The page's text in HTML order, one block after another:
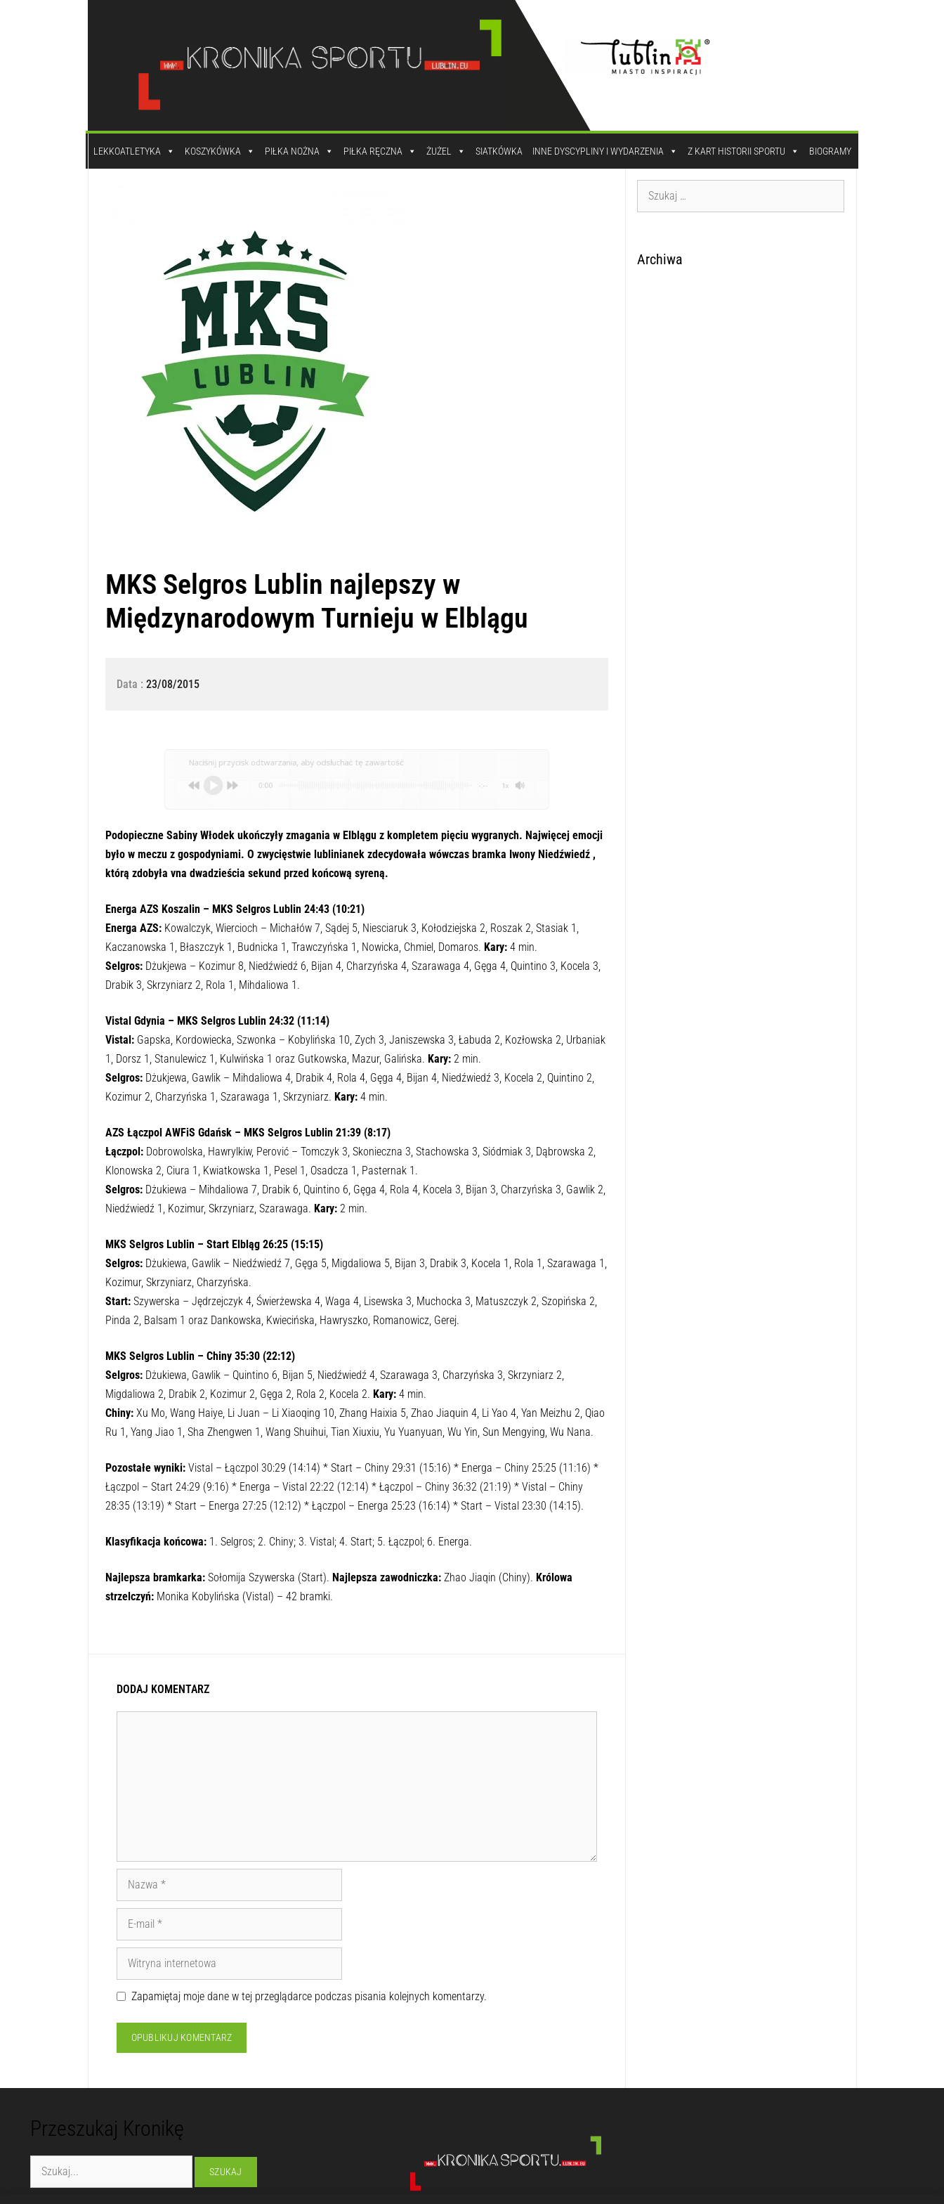
LEKKOATLETYKA KOSZYKÓWKA PIŁKA NOŻNA PIŁKA RĘCZNA ŻUŻEL SIATKÓWKA INNE DYSCYPLINY I WYDARZENIA Z KART HISTORII SPORTU BIOGRAMY
MKS Selgros Lublin najlepszy w
Międzynarodowym Turnieju w Elblągu
Data : 23/08/2015
Naciśnij przycisk odtwarzania, aby odsłuchać tę zawartość
0:00 -:--
Podopieczne Sabiny Włodek ukończyły zmagania w Elblągu z kompletem pięciu wygranych. Najwięcej emocji
było w meczu z gospodyniami. O zwycięstwie lublinianek zdecydowała wówczas bramka Iwony Niedźwiedź ,
którą zdobyła vna dwadzieścia sekund przed końcową syreną.
Energa AZS Koszalin – MKS Selgros Lublin 24:43 (10:21)
Energa AZS:Kowalczyk, Wiercioch – Michałów 7, Sądej 5, Niesciaruk 3, Kołodziejska 2, Roszak 2, Stasiak 1,
Kaczanowska 1, Błaszczyk 1, Budnicka 1, Trawczyńska 1, Nowicka, Chmiel, Domaros. Kary:4 min.
Selgros:Dżukjewa – Kozimur 8, Niedźwiedź 6, Bijan 4, Charzyńska 4, Szarawaga 4, Gęga 4, Quintino 3, Kocela 3,
Drabik 3, Skrzyniarz 2, Rola 1, Mihdaliowa 1.
Vistal Gdynia – MKS Selgros Lublin 24:32 (11:14)
Vistal:Gapska, Kordowiecka, Szwonka – Kobylińska 10, Zych 3, Janiszewska 3, Łabuda 2, Kozłowska 2, Urbaniak
1, Dorsz 1, Stanulewicz 1, Kulwińska 1 oraz Gutkowska, Mazur, Galińska. Kary:2 min.
Selgros:Dżukjewa, Gawlik – Mihdaliowa 4, Drabik 4, Rola 4, Gęga 4, Bijan 4, Niedźwiedź 3, Kocela 2, Quintino 2,
Kozimur 2, Charzyńska 1, Szarawaga 1, Skrzyniarz. Kary:4 min.
AZS Łączpol AWFiS Gdańsk– MKS Selgros Lublin 21:39 (8:17)
Łączpol:Dobrowolska, Hawrylkiw, Perović – Tomczyk 3, Skonieczna 3, Stachowska 3, Siódmiak 3, Dąbrowska 2,
Klonowska 2, Ciura 1, Kwiatkowska 1, Pesel 1, Osadcza 1, Pasternak 1.
Selgros:Dżukiewa – Mihdaliowa 7, Drabik 6, Quintino 6, Gęga 4, Rola 4, Kocela 3, Bijan 3, Charzyńska 3, Gawlik 2,
Niedźwiedź 1, Kozimur, Skrzyniarz, Szarawaga. Kary:2 min.
MKS Selgros Lublin – Start Elbląg26:25 (15:15)
Selgros:Dżukiewa, Gawlik – Niedźwiedź 7, Gęga 5, Migdaliowa 5, Bijan 3, Drabik 3, Kocela 1, Rola 1, Szarawaga 1,
Kozimur, Skrzyniarz, Charzyńska.
Start:Szywerska – Jędrzejczyk 4, Świerżewska 4, Waga 4, Lisewska 3, Muchocka 3, Matuszczyk 2, Szopińska 2,
Pinda 2, Balsam 1 oraz Dankowska, Kwiecińska, Hawryszko, Romanowicz, Gerej.
MKS Selgros Lublin – Chiny35:30 (22:12)
Selgros:Dżukiewa, Gawlik – Quintino 6, Bijan 5, Niedźwiedź 4, Szarawaga 3, Charzyńska 3, Skrzyniarz 2,
Migdaliowa 2, Drabik 2, Kozimur 2, Gęga 2, Rola 2, Kocela 2. Kary:4 min.
Chiny:Xu Mo, Wang Haiye, Li Juan – Li Xiaoqing 10, Zhang Haixia 5, Zhao Jiaquin 4, Li Yao 4, Yan Meizhu 2, Qiao
Ru 1, Yang Jiao 1, Sha Zhengwen 1, Wang Shuihui, Tian Xiuxiu, Yu Yuanyuan, Wu Yin, Sun Mengying, Wu Nana.
Pozostałe wyniki:Vistal – Łączpol 30:29 (14:14) * Start – Chiny 29:31 (15:16) * Energa – Chiny 25:25 (11:16) *
Łączpol – Start 24:29 (9:16) * Energa – Vistal 22:22 (12:14) * Łączpol – Chiny 36:32 (21:19) * Vistal – Chiny
28:35 (13:19) * Start – Energa 27:25 (12:12) * Łączpol – Energa 25:23 (16:14) * Start – Vistal 23:30 (14:15).
Klasyfikacja końcowa:1. Selgros; 2. Chiny; 3. Vistal; 4. Start; 5. Łączpol; 6. Energa.
Najlepsza bramkarka:Sołomija Szywerska (Start). Najlepsza zawodniczka:Zhao Jiaqin (Chiny). Królowa
strzelczyń:Monika Kobylińska (Vistal) – 42 bramki.
DODAJ KOMENTARZ
Zapamiętaj moje dane w tej przeglądarce podczas pisania kolejnych komentarzy.
Archiwa
Przeszukaj Kronikę